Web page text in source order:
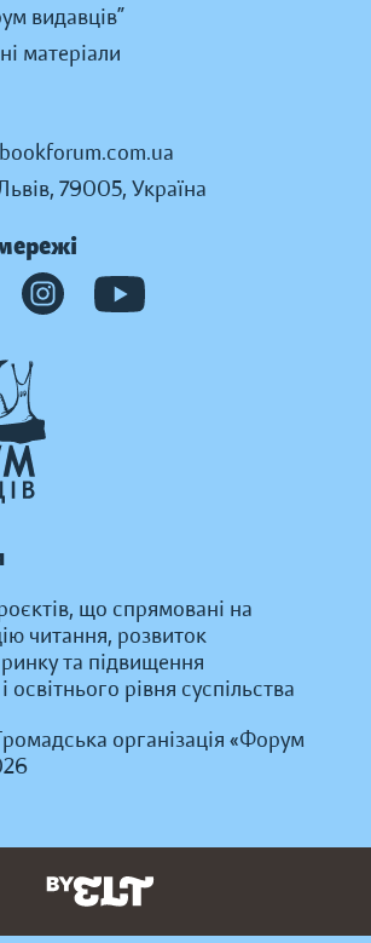
видавців”
матеріали
79005, Україна
що спрямовані на
читання, розвиток
та підвищення
освітнього рівня суспільства
організація «Форум